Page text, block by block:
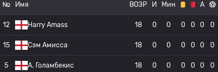
№ Имя ВОЗР И Мин А
12 Harry Amass 18 0 0 0 0 0 0
15 Сэм Амисса 18 0 0 0 0 0 0
5 A. Голамбекис 18 0 0 0 0 0 0